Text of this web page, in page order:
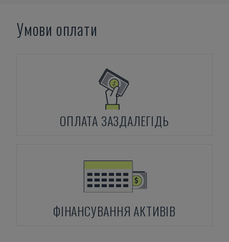
Умови оплати
ОПЛАТА ЗАЗДАЛЕГІДЬ
ФІНАНСУВАННЯ АКТИВІВ